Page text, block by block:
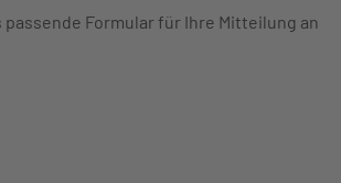
passende Formular für Ihre Mitteilung an
und Mitteilungen erfahren